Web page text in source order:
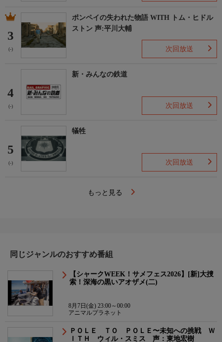
3
(-)
ポンペイの失われた物語 WITH トム・ヒドル
ストン 声:平川大輔
次回放送
4
(-)
新・みんなの鉄道
次回放送
5
(-)
犠牲
次回放送
もっと見る
同じジャンルのおすすめ番組
【シャークWEEK！サメフェス2026】[新]大捜
索！深海の黒いアオザメ(二)
8月7日(金) 23:00～00:00
アニマルプラネット
ＰＯＬＥ ＴＯ ＰＯＬＥ〜未知への挑戦 Ｗ
ＩＴＨ ウィル・スミス 声：東地宏樹